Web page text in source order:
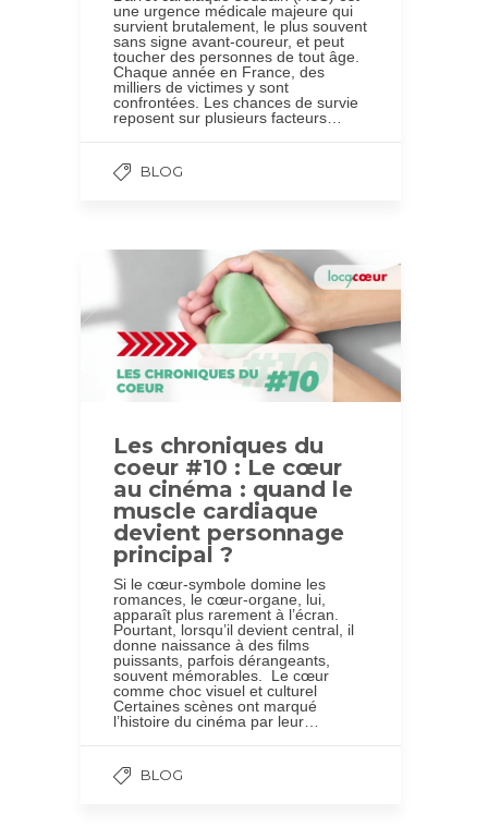
une urgence médicale majeure qui
survient brutalement, le plus souvent
sans signe avant-coureur, et peut
toucher des personnes de tout âge.
Chaque année en France, des
milliers de victimes y sont
confrontées. Les chances de survie
reposent sur plusieurs facteurs…
BLOG
Les chroniques du
coeur #10 : Le cœur
au cinéma : quand le
muscle cardiaque
devient personnage
principal ?
Si le cœur-symbole domine les
romances, le cœur-organe, lui,
apparaît plus rarement à l’écran.
Pourtant, lorsqu’il devient central, il
donne naissance à des films
puissants, parfois dérangeants,
souvent mémorables. Le cœur
comme choc visuel et culturel
Certaines scènes ont marqué
l’histoire du cinéma par leur…
BLOG